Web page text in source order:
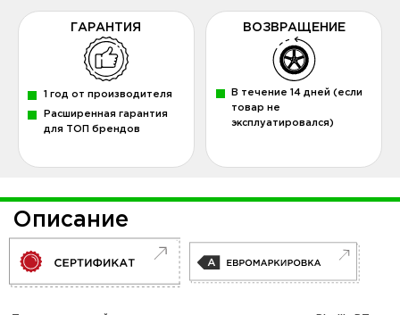
ГАРАНТИЯ
1 год от производителя
Расширенная гарантия
для ТОП брендов
ВОЗВРАЩЕНИЕ
В течение 14 дней (если
товар не
эксплуатировался)
Описание